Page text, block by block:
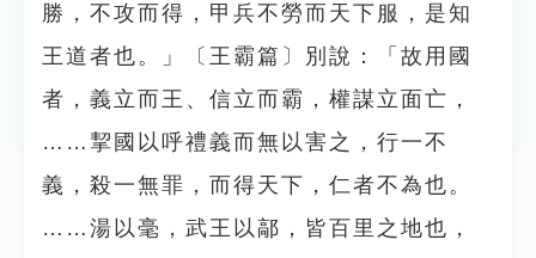
勝，不攻而得，甲兵不勞而天下服，是知
王道者也。」〔王霸篇〕別說：「故用國
者，義立而王、信立而霸，權謀立面亡，
……挈國以呼禮義而無以害之，行一不
義，殺一無罪，而得天下，仁者不為也。
……湯以毫，武王以鄗，皆百里之地也，